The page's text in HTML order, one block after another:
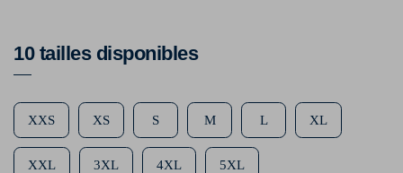
10 tailles disponibles
XXS XS S M L XL
XXL 3XL 4XL 5XL